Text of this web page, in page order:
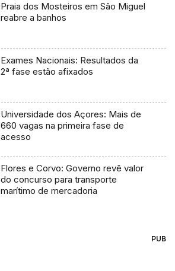
Praia dos Mosteiros em São Miguel
reabre a banhos
Exames Nacionais: Resultados da
2ª fase estão afixados
Universidade dos Açores: Mais de
660 vagas na primeira fase de
acesso
Flores e Corvo: Governo revê valor
do concurso para transporte
marítimo de mercadoria
PUB